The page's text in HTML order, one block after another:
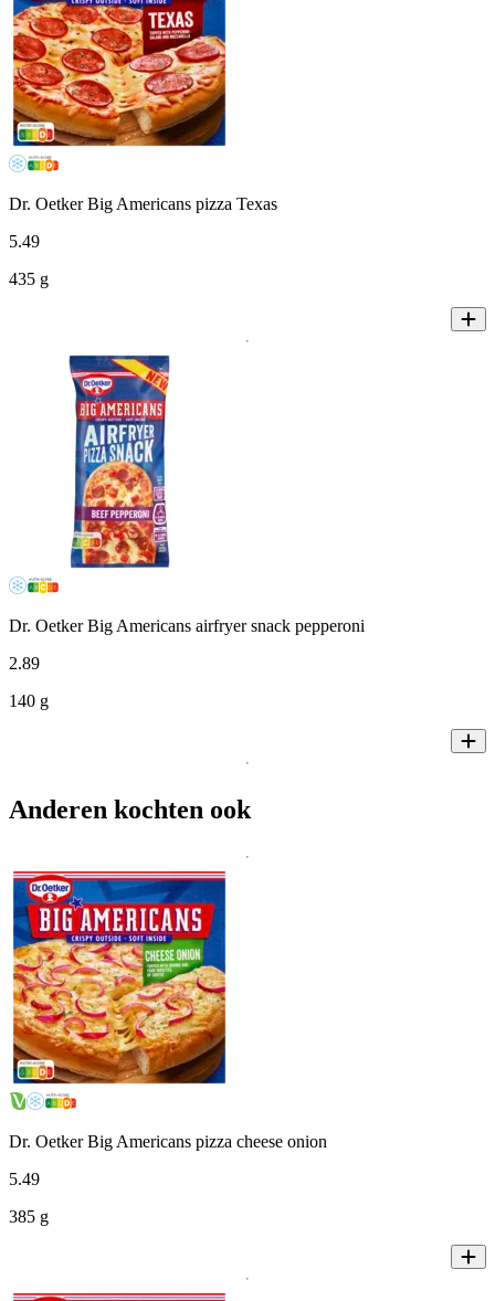
Dr. Oetker Big Americans pizza Texas
5.49
435 g
Dr. Oetker Big Americans airfryer snack pepperoni
2.89
140 g
Anderen kochten ook
Dr. Oetker Big Americans pizza cheese onion
5.49
385 g